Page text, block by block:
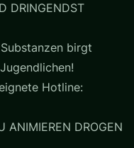
DRINGENDST
birgt
Hotline:
ANIMIEREN DROGEN